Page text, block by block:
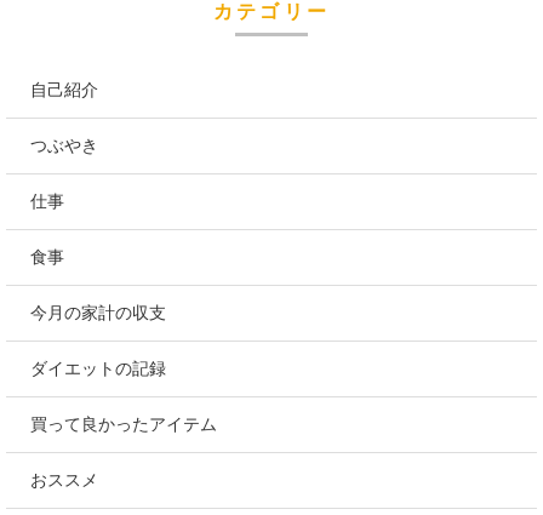
カテゴリー
自己紹介
つぶやき
仕事
食事
今月の家計の収支
ダイエットの記録
買って良かったアイテム
おススメ